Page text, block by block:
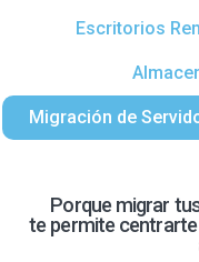
Escritorios
Migración de
Porque migrar
te permite